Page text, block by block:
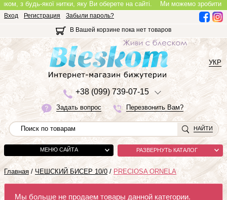
з будь-якої нитки, яку Ви оберете на сайті.Ми можемо зробити
Вход Регистрация
Забыли пароль?
В Вашей корзине пока нет товаров
+38 (099) 739-07-15
Задать вопрос Перезвонить Вам?
УКР
НАЙТИ
МЕНЮ САЙТА РАЗВЕРНУТЬ КАТАЛОГ
Главная / ЧЕШСКИЙ БИСЕР 10/0 / PRECIOSA ORNELA
Мы больше не продаем товары данной категории.